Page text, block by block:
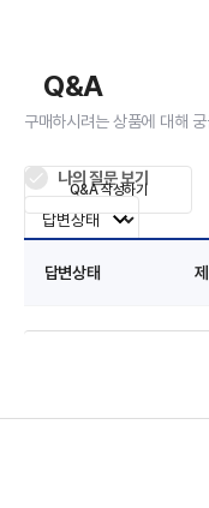
Q&A
구매하시려는 상품에 대해
나의 질문 보기
답변상태
Q&A 작성하기